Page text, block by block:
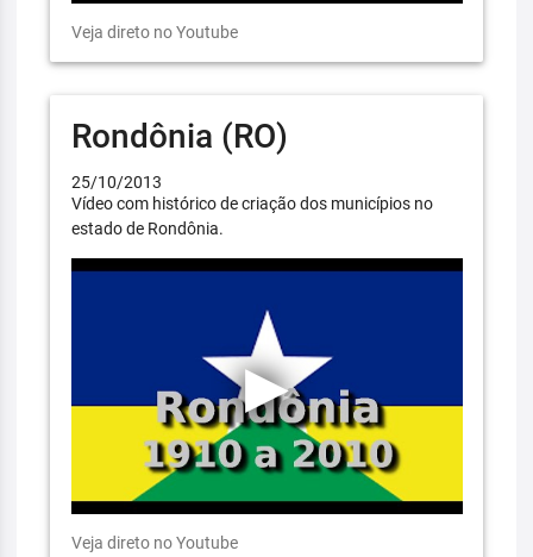
Veja direto no Youtube
Rondônia (RO)
25/10/2013
Vídeo com histórico de criação dos municípios no
estado de Rondônia.
Veja direto no Youtube